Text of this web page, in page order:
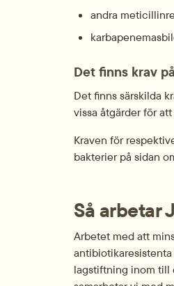
andra
Det finns krav
Det finns särskilda
vissa åtgärder för
Kraven för
bakterier på sidan
Så arbetar
Arbetet med att
lagstiftning inom till